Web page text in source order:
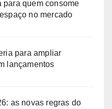
para quem consome
no mercado
para ampliar
lançamentos
as novas regras do